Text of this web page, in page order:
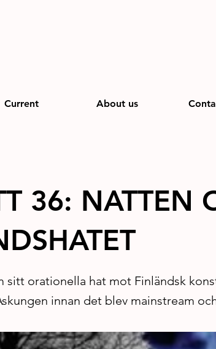
Current About us
36: NATTEN
sitt orationella hat mot Finländsk
innan det blev mainstream